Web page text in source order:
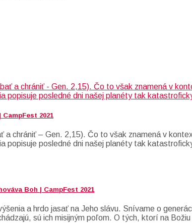
2021
chrániť – Gen. 2,15). Čo to však znamená v
popisuje posledné dni našej planéty tak
Boh | CampFest 2021
a hrdo jasať na Jeho slávu. Snívame o
sú ich misijným poľom. O tých, ktorí na